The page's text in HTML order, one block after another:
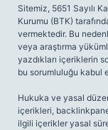
Sitemiz, 5651 Sayılı
Kurumu (BTK)
vermektedir. Bu
veya araştırma
yazdıkları içeriklerin
bu sorumluluğu kabul
Hukuka ve yasal
içerikleri,
ilgili içerikler yasal